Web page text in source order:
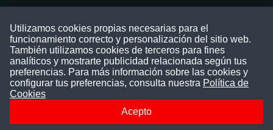
Puede comunicarse con nosotros a través
nuestras redes sociales o del correo:
contacto@convocatoriasdetrabajo.com
Siguenos en:
Utilizamos cookies propias necesarias para el
funcionamiento correcto y personalización del sitio web.
También utilizamos cookies de terceros para fines
analíticos y mostrarte publicidad relacionada según tus
preferencias. Para más información sobre las cookies y
configurar tus preferencias, consulta nuestra Política de
Cookies
Acepto